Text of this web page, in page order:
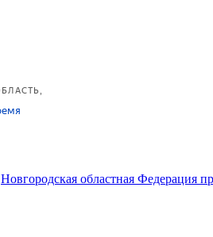
Новгородская областная Федерация